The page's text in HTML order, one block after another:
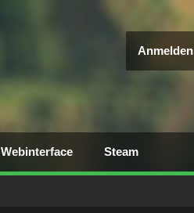
Anmelden
Webinterface Steam